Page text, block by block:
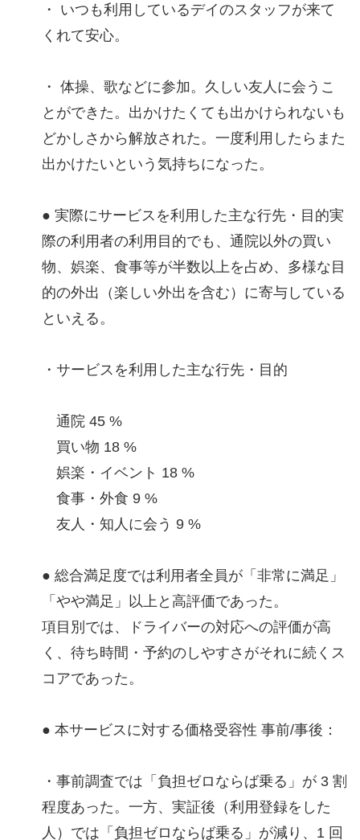
・ いつも利用しているデイのスタッフが来て
くれて安心。
・ 体操、歌などに参加。久しい友人に会うこ
とができた。出かけたくても出かけられないも
どかしさから解放された。一度利用したらまた
出かけたいという気持ちになった。
● 実際にサービスを利用した主な行先・目的実
際の利用者の利用目的でも、通院以外の買い
物、娯楽、食事等が半数以上を占め、多様な目
的の外出（楽しい外出を含む）に寄与している
といえる。
・サービスを利用した主な行先・目的
通院 45 %
買い物 18 %
娯楽・イベント 18 %
食事・外食 9 %
友人・知人に会う 9 %
● 総合満足度では利用者全員が「非常に満足」
「やや満足」以上と高評価であった。
項目別では、ドライバーの対応への評価が高
く、待ち時間・予約のしやすさがそれに続くス
コアであった。
● 本サービスに対する価格受容性 事前/事後：
・事前調査では「負担ゼロならば乗る」が 3 割
程度あった。一方、実証後（利用登録をした
人）では「負担ゼロならば乗る」が減り、1 回